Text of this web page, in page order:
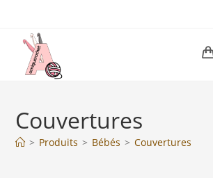
Couvertures
> Produits > Bébés > Couvertures